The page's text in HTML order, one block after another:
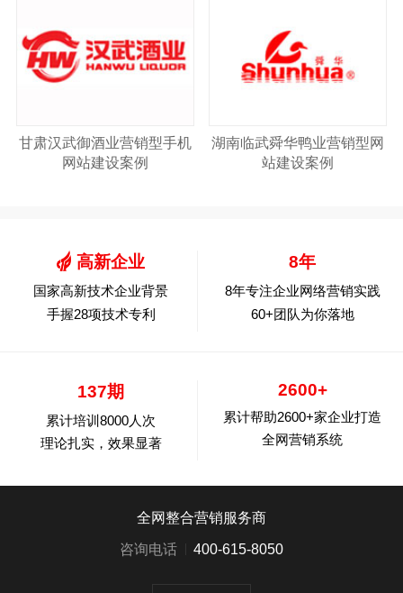
甘肃汉武御酒业营销型手机
网站建设案例
湖南临武舜华鸭业营销型网
站建设案例
高新企业
国家高新技术企业背景
手握28项技术专利
8年
8年专注企业网络营销实践
60+团队为你落地
137期
累计培训8000人次
理论扎实，效果显著
2600+
累计帮助2600+家企业打造
全网营销系统
全网整合营销服务商
咨询电话
400-615-8050